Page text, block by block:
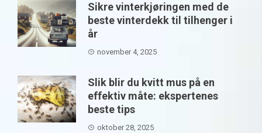
Sikre vinterkjøringen med de
beste vinterdekk til tilhenger i
år
november 4, 2025
Slik blir du kvitt mus på en
effektiv måte: ekspertenes
beste tips
oktober 28, 2025